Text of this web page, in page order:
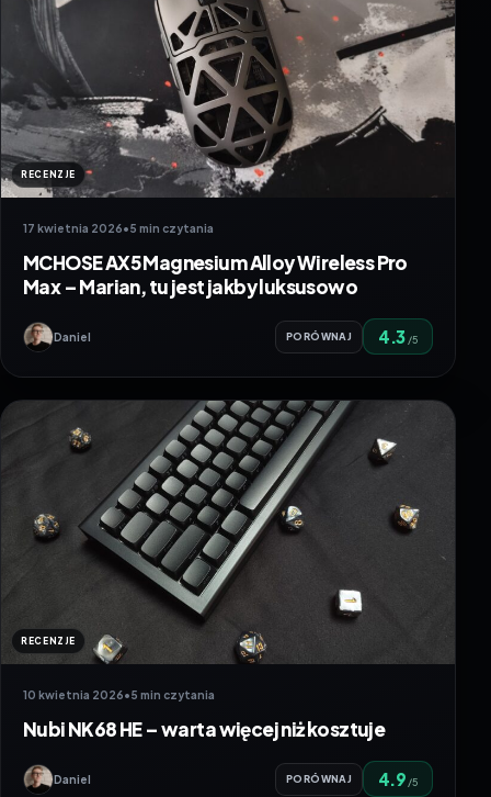
RECENZJE
17 kwietnia 2026•5 min czytania
MCHOSE AX5 Magnesium Alloy Wireless Pro
Max – Marian, tu jest jakby luksusowo
Daniel PORÓWNAJ 4.3 /5
RECENZJE
10 kwietnia 2026•5 min czytania
Nubi NK68 HE – warta więcej niż kosztuje
Daniel PORÓWNAJ 4.9 /5